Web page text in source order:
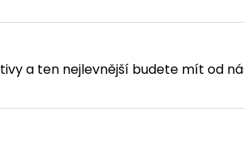
a ten nejlevnější budete mít od